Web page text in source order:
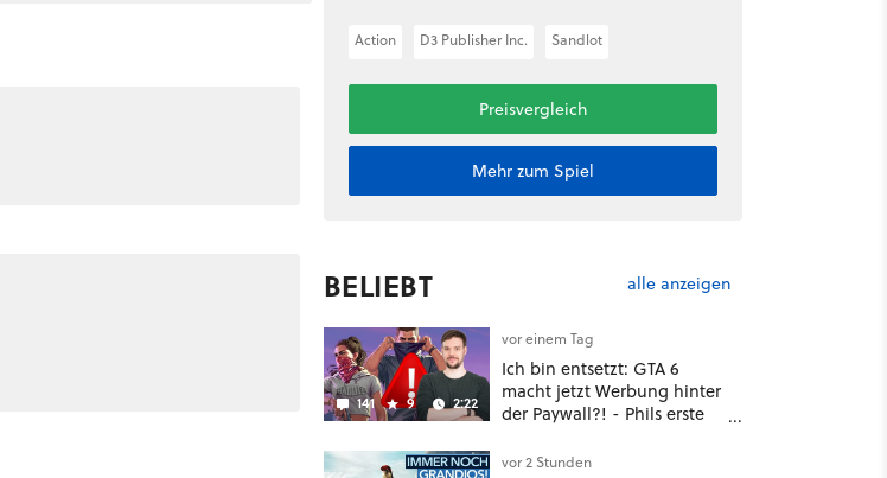
Action D3 Publisher Inc. Sandlot
Preisvergleich
Mehr zum Spiel
BELIEBT alle anzeigen
141 9 2:22
vor einem Tag
Ich bin entsetzt: GTA 6
macht jetzt Werbung hinter
der Paywall?! - Phils erste
Deal
vor 2 Stunden